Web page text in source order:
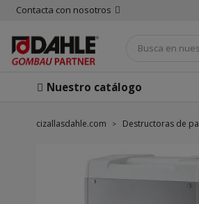
Contacta con nosotros
Nuestro catálogo
cizallasdahle.com Destructoras de